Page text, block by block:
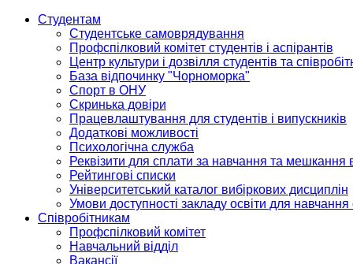
Студентам
Студентське самоврядування
Профспілковий комітет студентів і аспірантів
Центр культури і дозвілля студентів та
База відпочинку "Чорноморка"
Спорт в ОНУ
Скринька довіри
Працевлаштування для студентів і випускників
Додаткові можливості
Психологічна служба
Реквізити для сплати за навчання та мешкання
Рейтингові списки
Університетський каталог вибіркових дисциплін
Умови доступності закладу освіти для
Співробітникам
Профспілковий комітет
Навчальний відділ
Вакансії